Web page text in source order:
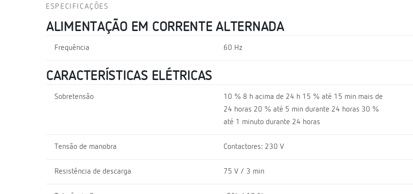
ESPECIFICAÇÕES
ALIMENTAÇÃO EM CORRENTE ALTERNADA
Frequência 60 Hz
CARACTERÍSTICAS ELÉTRICAS
Sobretensão
10 % 8 h acima de 24 h 15 % até 15 min mais de
24 horas 20 % até 5 min durante 24 horas 30 %
até 1 minuto durante 24 horas
Tensão de manobra Contactores: 230 V
Resistência de descarga 75 V / 3 min